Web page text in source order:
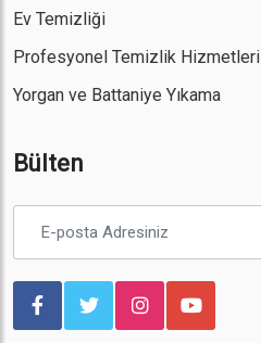
Ev Temizliği
Profesyonel Temizlik Hizmetleri
Yorgan ve Battaniye Yıkama
Bülten